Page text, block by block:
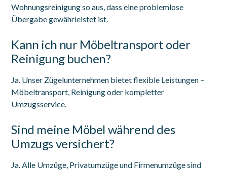
Wohnungsreinigung so aus, dass eine problemlose
Übergabe gewährleistet ist.
Kann ich nur Möbeltransport oder
Reinigung buchen?
Ja. Unser Zügelunternehmen bietet flexible Leistungen –
Möbeltransport, Reinigung oder kompletter
Umzugsservice.
Sind meine Möbel während des
Umzugs versichert?
Ja. Alle Umzüge, Privatumzüge und Firmenumzüge sind